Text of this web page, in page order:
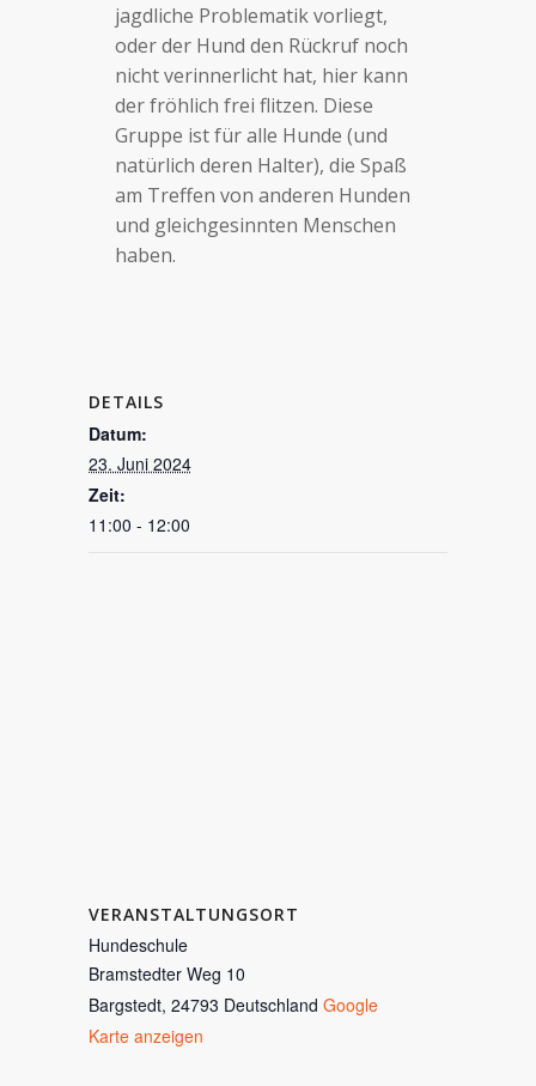
jagdliche Problematik vorliegt,
oder der Hund den Rückruf noch
nicht verinnerlicht hat, hier kann
der fröhlich frei flitzen. Diese
Gruppe ist für alle Hunde (und
natürlich deren Halter), die Spaß
am Treffen von anderen Hunden
und gleichgesinnten Menschen
haben.
DETAILS
Datum:
23. Juni 2024
Zeit:
11:00 - 12:00
VERANSTALTUNGSORT
Hundeschule
Bramstedter Weg 10
Bargstedt, 24793 Deutschland Google
Karte anzeigen